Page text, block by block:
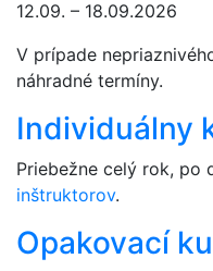
12.09. – 18.09.2026
V prípade
náhradné termíny.
Individuálny
Priebežne celý rok, po
inštruktorov.
Opakovací